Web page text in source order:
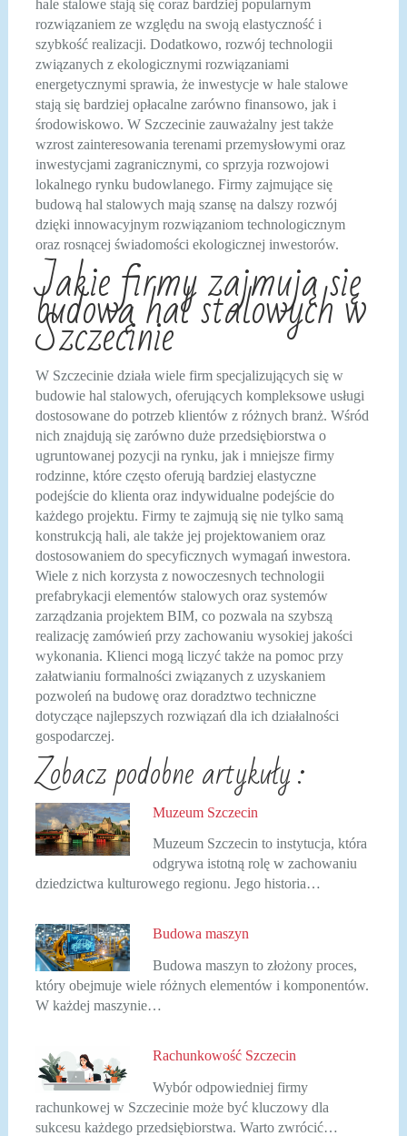
hale stalowe stają się coraz bardziej popularnym
rozwiązaniem ze względu na swoją elastyczność i
szybkość realizacji. Dodatkowo, rozwój technologii
związanych z ekologicznymi rozwiązaniami
energetycznymi sprawia, że inwestycje w hale stalowe
stają się bardziej opłacalne zarówno finansowo, jak i
środowiskowo. W Szczecinie zauważalny jest także
wzrost zainteresowania terenami przemysłowymi oraz
inwestycjami zagranicznymi, co sprzyja rozwojowi
lokalnego rynku budowlanego. Firmy zajmujące się
budową hal stalowych mają szansę na dalszy rozwój
dzięki innowacyjnym rozwiązaniom technologicznym
oraz rosnącej świadomości ekologicznej inwestorów.
Jakie firmy zajmują się
budową hal stalowych w
Szczecinie
W Szczecinie działa wiele firm specjalizujących się w
budowie hal stalowych, oferujących kompleksowe usługi
dostosowane do potrzeb klientów z różnych branż. Wśród
nich znajdują się zarówno duże przedsiębiorstwa o
ugruntowanej pozycji na rynku, jak i mniejsze firmy
rodzinne, które często oferują bardziej elastyczne
podejście do klienta oraz indywidualne podejście do
każdego projektu. Firmy te zajmują się nie tylko samą
konstrukcją hali, ale także jej projektowaniem oraz
dostosowaniem do specyficznych wymagań inwestora.
Wiele z nich korzysta z nowoczesnych technologii
prefabrykacji elementów stalowych oraz systemów
zarządzania projektem BIM, co pozwala na szybszą
realizację zamówień przy zachowaniu wysokiej jakości
wykonania. Klienci mogą liczyć także na pomoc przy
załatwianiu formalności związanych z uzyskaniem
pozwoleń na budowę oraz doradztwo techniczne
dotyczące najlepszych rozwiązań dla ich działalności
gospodarczej.
Zobacz podobne artykuły :
Muzeum Szczecin
Muzeum Szczecin to instytucja, która
odgrywa istotną rolę w zachowaniu
dziedzictwa kulturowego regionu. Jego historia…
Budowa maszyn
Budowa maszyn to złożony proces,
który obejmuje wiele różnych elementów i komponentów.
W każdej maszynie…
Rachunkowość Szczecin
Wybór odpowiedniej firmy
rachunkowej w Szczecinie może być kluczowy dla
sukcesu każdego przedsiębiorstwa. Warto zwrócić…